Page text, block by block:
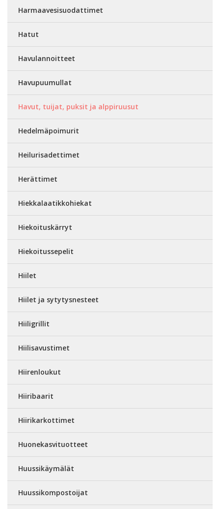
Harmaavesisuodattimet
Hatut
Havulannoitteet
Havupuumullat
Havut, tuijat, puksit ja alppiruusut
Hedelmäpoimurit
Heilurisadettimet
Herättimet
Hiekkalaatikkohiekat
Hiekoituskärryt
Hiekoitussepelit
Hiilet
Hiilet ja sytytysnesteet
Hiiligrillit
Hiilisavustimet
Hiirenloukut
Hiiribaarit
Hiirikarkottimet
Huonekasvituotteet
Huussikäymälät
Huussikompostoijat